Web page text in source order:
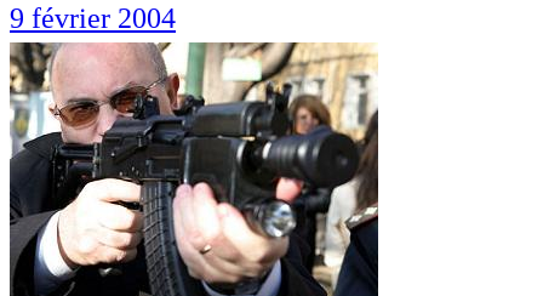
9 février 2004